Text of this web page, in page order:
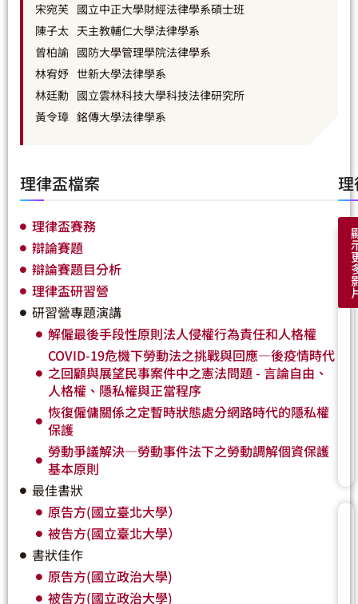
宋宛芙 國立中正大學財經法律學系碩士班
陳子太 天主教輔仁大學法律學系
曾柏諭 國防大學管理學院法律學系
林宥妤 世新大學法律學系
林廷勳 國立雲林科技大學科技法律研究所
黃令璋 銘傳大學法律學系
理律盃檔案
理律盃賽務
辯論賽題
辯論賽題目分析
理律盃研習營
研習營專題演講
解僱最後手段性原則法人侵權行為責任和人格權
COVID-19危機下勞動法之挑戰與回應—後疫情時代
之回顧與展望民事案件中之憲法問題 - 言論自由、
人格權、隱私權與正當程序
恢復僱傭關係之定暫時狀態處分網路時代的隱私權
保護
勞動爭議解決—勞動事件法下之勞動調解個資保護
基本原則
最佳書狀
原告方(國立臺北大學）
被告方(國立臺北大學）
書狀佳作
原告方(國立政治大學)
被告方(國立政治大學)